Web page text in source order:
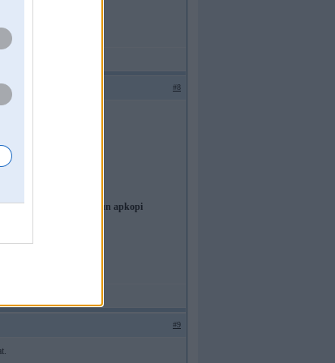
#8
servisa auto remontu un apkopi
#9